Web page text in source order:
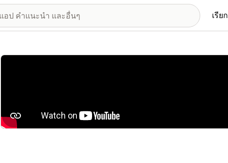
เรีย
แกลเลอรีรูปภาพที่แสดง